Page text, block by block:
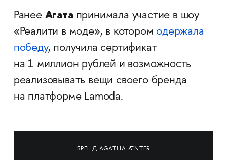
Ранее Агата принимала участие в шоу
«Реалити в моде», в котором одержала
победу, получила сертификат
на 1 миллион рублей и возможность
реализовывать вещи своего бренда
на платформе Lamoda.
БРЕНД AGATHA ÆNTER